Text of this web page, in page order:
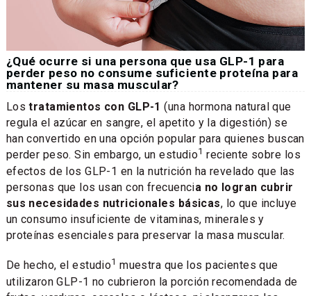
¿Qué ocurre si una persona que usa GLP-1 para
perder peso no consume suficiente proteína para
mantener su masa muscular?
Lostratamientos con GLP-1(una hormona natural que
regula el azúcar en sangre, el apetito y la digestión) se
han convertido en una opción popular para quienes buscan
perder peso. Sin embargo, un estudio1 reciente sobre los
efectos de los GLP-1 en la nutrición ha revelado que las
personas que los usan con frecuencia no logran cubrir
sus necesidades nutricionales básicas, lo que incluye
un consumo insuficiente de vitaminas, minerales y
proteínas esenciales para preservar la masa muscular.
De hecho, el estudio1 muestra que los pacientes que
utilizaron GLP-1 no cubrieron la porción recomendada de